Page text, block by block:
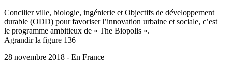
Concilier ville, biologie, ingénierie et Objectifs de développement
durable (ODD) pour favoriser l’innovation urbaine et sociale, c’est
le programme ambitieux de « The Biopolis ».
Agrandir la figure 136
28 novembre 2018 - En France